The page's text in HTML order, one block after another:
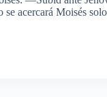
se acercará Moisés